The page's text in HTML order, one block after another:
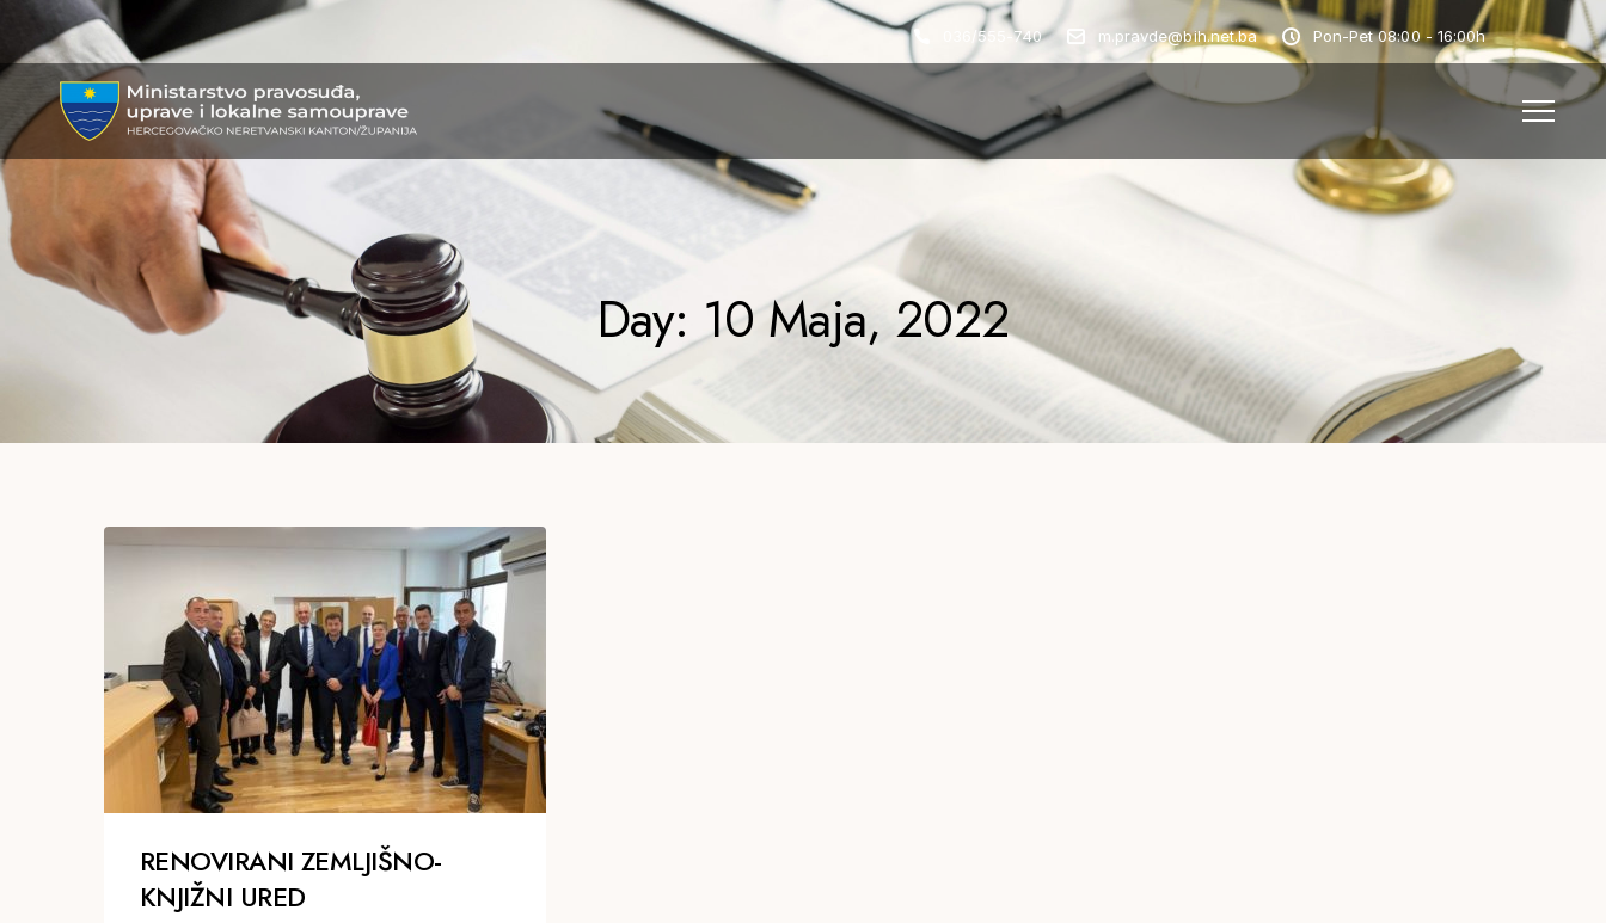
036/555-740 m.pravde@bih.net.ba Pon-Pet 08:00 - 16:00h
MPULS
HNK
Day: 10 Maja, 2022
RENOVIRANI ZEMLJIŠNO-
KNJIŽNI URED